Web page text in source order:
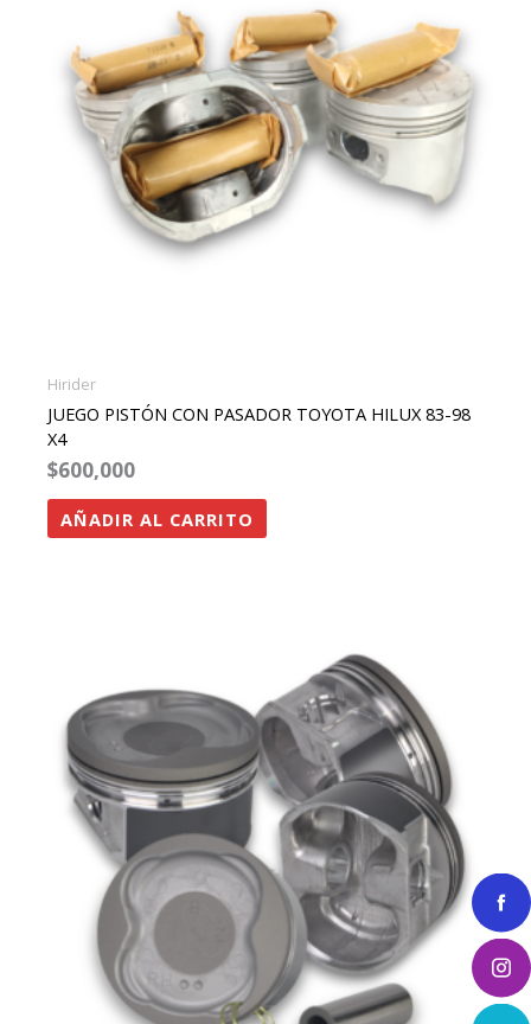
Hirider
JUEGO PISTÓN CON PASADOR TOYOTA HILUX 83-98
X4
$600,000
AÑADIR AL CARRITO